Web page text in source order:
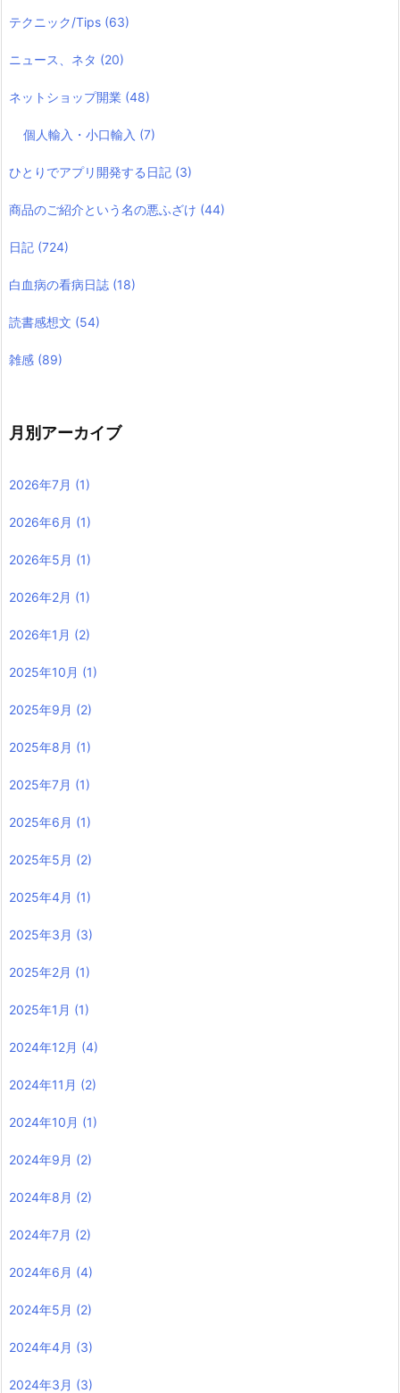
テクニック/Tips (63)
ニュース、ネタ (20)
ネットショップ開業 (48)
個人輸入・小口輸入 (7)
ひとりでアプリ開発する日記 (3)
商品のご紹介という名の悪ふざけ (44)
日記 (724)
白血病の看病日誌 (18)
読書感想文 (54)
雑感 (89)
月別アーカイブ
2026年7月 (1)
2026年6月 (1)
2026年5月 (1)
2026年2月 (1)
2026年1月 (2)
2025年10月 (1)
2025年9月 (2)
2025年8月 (1)
2025年7月 (1)
2025年6月 (1)
2025年5月 (2)
2025年4月 (1)
2025年3月 (3)
2025年2月 (1)
2025年1月 (1)
2024年12月 (4)
2024年11月 (2)
2024年10月 (1)
2024年9月 (2)
2024年8月 (2)
2024年7月 (2)
2024年6月 (4)
2024年5月 (2)
2024年4月 (3)
2024年3月 (3)